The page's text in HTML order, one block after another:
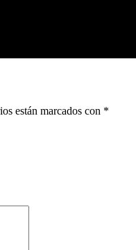
están marcados con *